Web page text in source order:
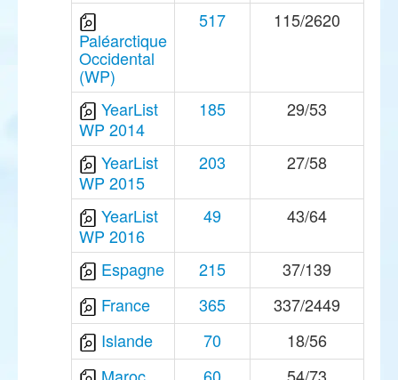
Paléarctique
Occidental
(WP)
517 115/2620
YearList
WP 2014
185 29/53
YearList
WP 2015
203 27/58
YearList
WP 2016
49 43/64
Espagne 215
37/139
France
365
337/2449
Islande
70
18/56